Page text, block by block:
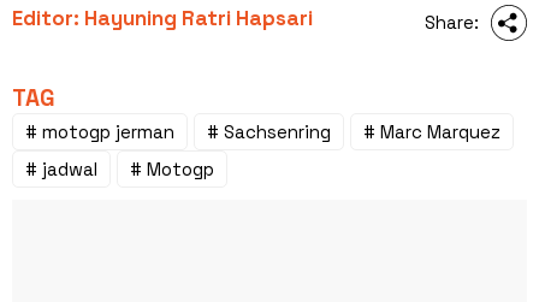
Editor: Hayuning Ratri Hapsari Share:
TAG
# motogp jerman # Sachsenring
# Marc Marquez
# jadwal
# Motogp